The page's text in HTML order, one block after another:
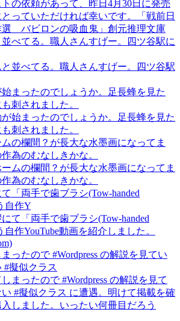
べてる。職人さんすげー。四ツ谷駅に
まったのでしょうか。足長蜂を見た
刺されました。
の欄間？が長大な水墨画になってま
為のむなしきかな。
「両手で歯ブラシ(Tow-handed
自作Y
ったので #Wordpress の解説を見てい
#擬似クラス